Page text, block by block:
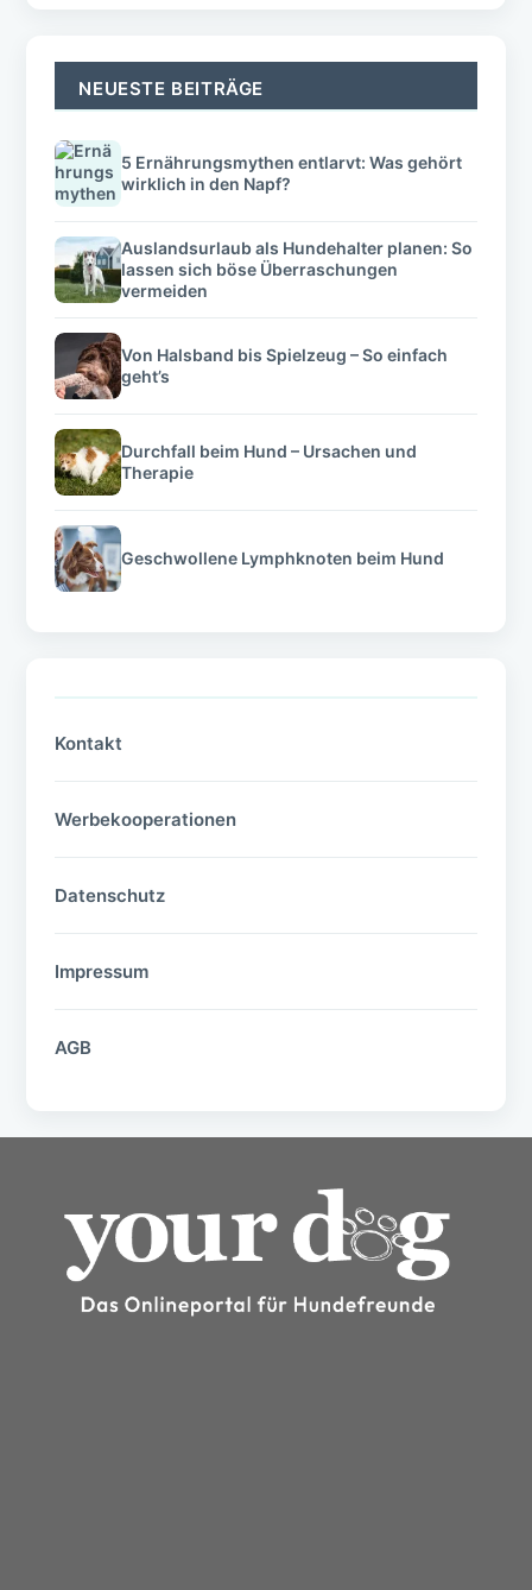
NEUESTE BEITRÄGE
5 Ernährungsmythen entlarvt: Was gehört
wirklich in den Napf?
Auslandsurlaub als Hundehalter planen: So
lassen sich böse Überraschungen
vermeiden
Von Halsband bis Spielzeug – So einfach
geht’s
Durchfall beim Hund – Ursachen und
Therapie
Geschwollene Lymphknoten beim Hund
Kontakt
Werbekooperationen
Datenschutz
Impressum
AGB